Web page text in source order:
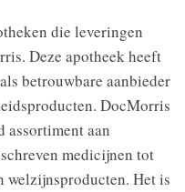
die leveringen
Deze apotheek heeft
betrouwbare aanbieder
DocMorris
assortiment aan
medicijnen tot
Het is